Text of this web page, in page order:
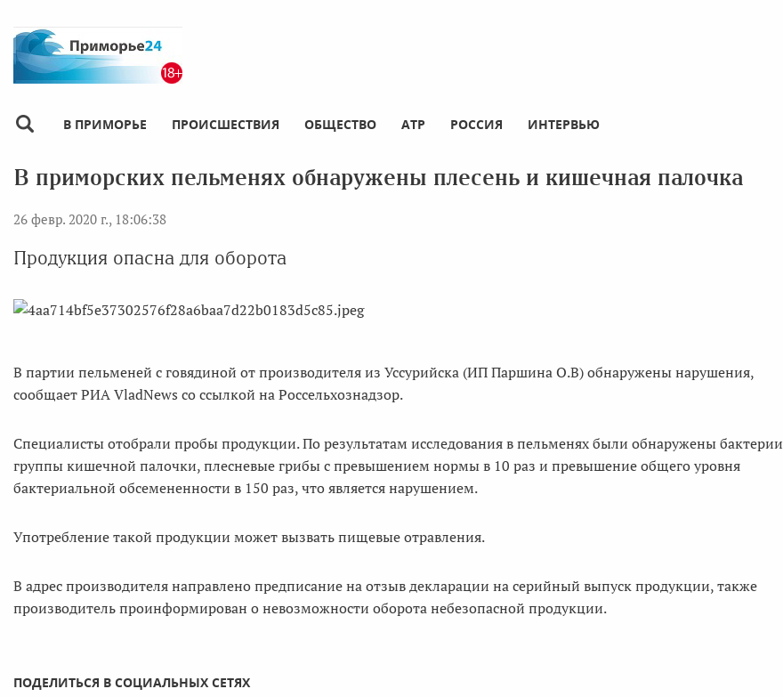
В ПРИМОРЬЕ ПРОИСШЕСТВИЯ ОБЩЕСТВО АТР РОССИЯ ИНТЕРВЬЮ
В приморских пельменях обнаружены плесень и кишечная палочка
26 февр. 2020 г., 18:06:38
Продукция опасна для оборота
В партии пельменей с говядиной от производителя из Уссурийска (ИП Паршина О.В) обнаружены нарушения,
сообщает РИА VladNews со ссылкой на Россельхознадзор.
Специалисты отобрали пробы продукции. По результатам исследования в пельменях были обнаружены бактерии
группы кишечной палочки, плесневые грибы с превышением нормы в 10 раз и превышение общего уровня
бактериальной обсемененности в 150 раз, что является нарушением.
Употребление такой продукции может вызвать пищевые отравления.
В адрес производителя направлено предписание на отзыв декларации на серийный выпуск продукции, также
производитель проинформирован о невозможности оборота небезопасной продукции.
ПОДЕЛИТЬСЯ В СОЦИАЛЬНЫХ СЕТЯХ